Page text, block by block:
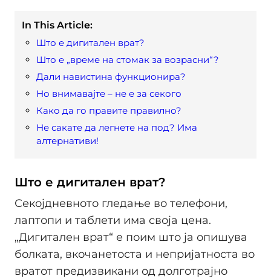
In This Article:
Што е дигитален врат?
Што е „време на стомак за возрасни“?
Дали навистина функционира?
Но внимавајте – не е за секого
Како да го правите правилно?
Не сакате да легнете на под? Има
алтернативи!
Што е дигитален врат?
Секојдневното гледање во телефони,
лаптопи и таблети има своја цена.
„Дигитален врат“ е поим што ја опишува
болката, вкочанетоста и непријатноста во
вратот предизвикани од долготрајно